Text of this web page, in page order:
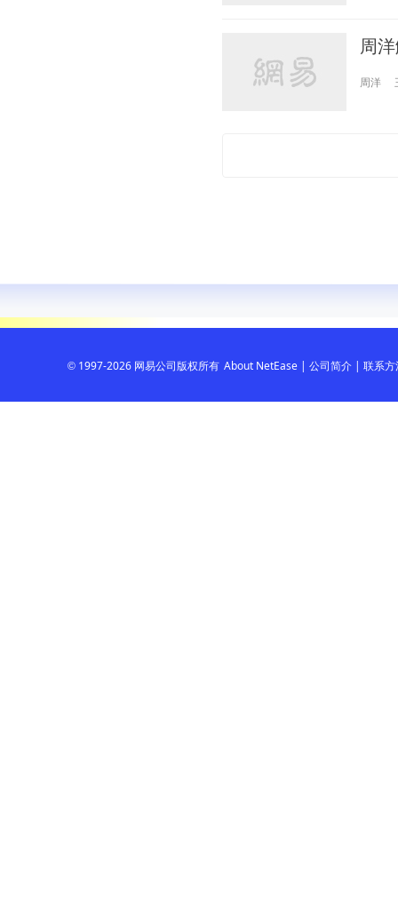
周
周洋
© 1997-2026 网易公司版权所有 About NetEase | 公司简介 | 联系方